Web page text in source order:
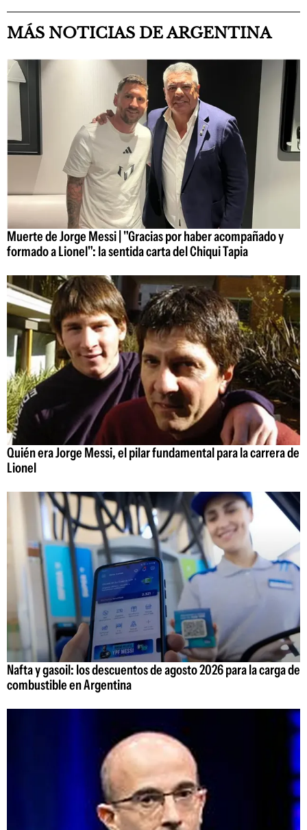
MÁS NOTICIAS DE ARGENTINA
Muerte de Jorge Messi | "Gracias por haber acompañado y
formado a Lionel": la sentida carta del Chiqui Tapia
Quién era Jorge Messi, el pilar fundamental para la carrera de
Lionel
Nafta y gasoil: los descuentos de agosto 2026 para la carga de
combustible en Argentina